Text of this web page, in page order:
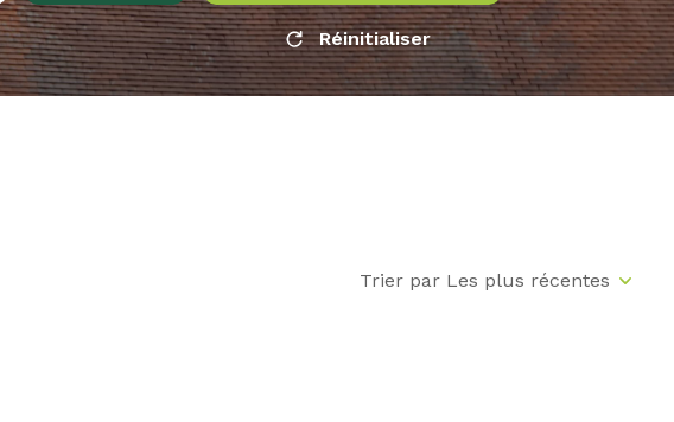
Réinitialiser
Trier par Les plus récentes